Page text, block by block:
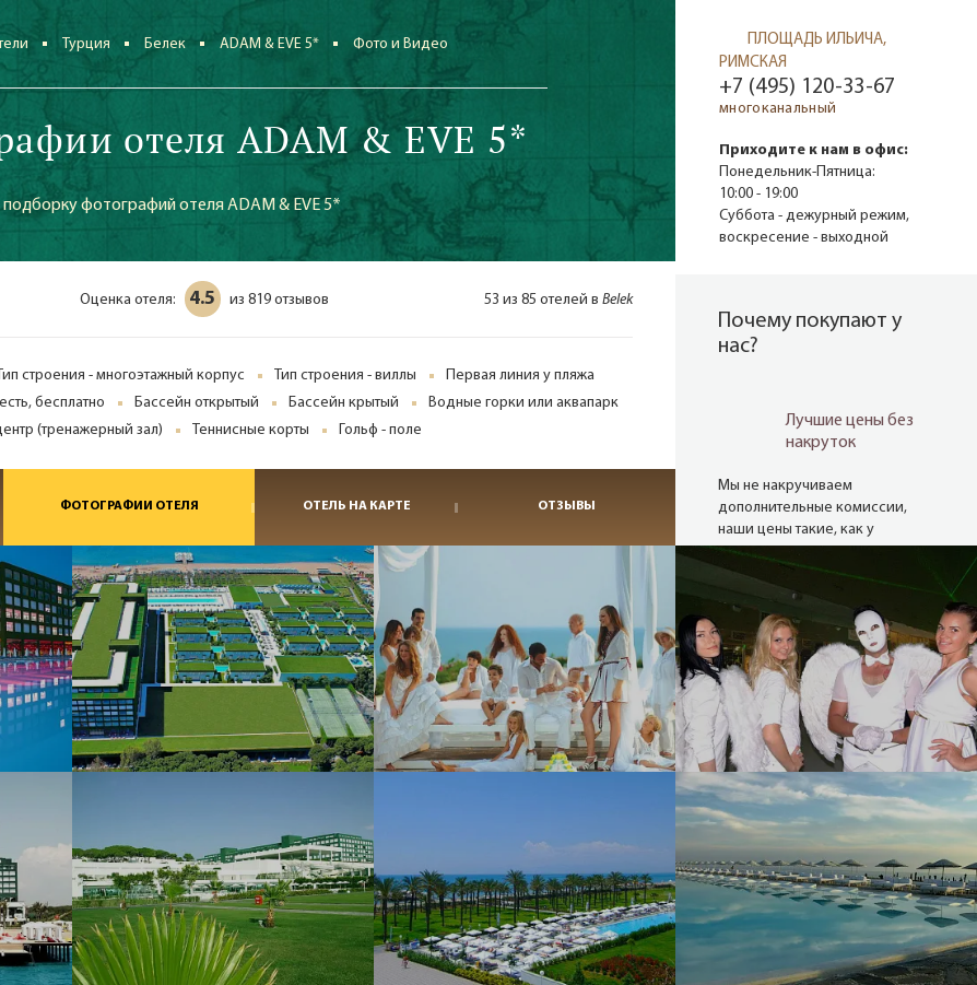
Турция Белек ADAM & EVE 5* Фото и Видео
отеля ADAM & EVE 5*
фотографий отеля ADAM & EVE 5*
Оценка отеля: 4.5 из 819 отзывов 53 из 85 отелей в Belek
строения - многоэтажный корпус Тип строения - виллы
Первая линия у пляжа
бесплатно Бассейн открытый Бассейн крытый
Водные горки или аквапарк
(тренажерный зал) Теннисные корты Гольф - поле
ФОТОГРАФИИ ОТЕЛЯ ОТЕЛЬ НА КАРТЕ ОТЗЫВЫ
ПЛОЩАДЬ ИЛЬИЧА,
РИМСКАЯ
+7 (495) 120-33-67
многоканальный
Приходите к нам в офис:
Понедельник-Пятница:
10:00 - 19:00
Суббота - дежурный режим,
воскресение - выходной
Почему покупают у
нас?
Лучшие цены без
накруток
Мы не накручиваем
дополнительные комиссии,
наши цены такие, как у
туроператора, а при
проведении акций и немного
Надежные
туроператоры
В нашей базе 27 сайтов
надёжных операторов (хотя
можем опросить и 80). Мы
снимаем актуальные цены с
сайтов в режиме реального
Опытные
менеджеры